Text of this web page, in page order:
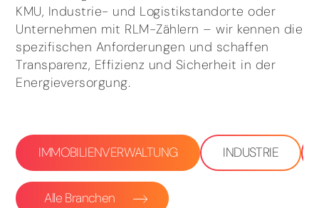
KMU, Industrie- und Logistikstandorte oder
Unternehmen mit RLM-Zählern – wir kennen die
spezifischen Anforderungen und schaffen
Transparenz, Effizienz und Sicherheit in der
Energieversorgung.
IMMOBILIENVERWALTUNG INDUSTRIE
Alle Branchen